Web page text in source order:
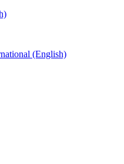
(English)